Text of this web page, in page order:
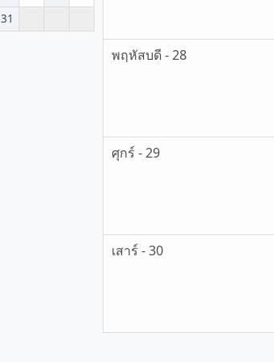
31
พฤหัสบดี - 28
ศุกร์ - 29
เสาร์ - 30